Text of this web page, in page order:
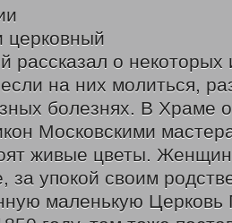
и членам их семей и гражданам
обеспечению функционирования системы
защиты населения
помощь
граждан малоимущими
помещения и коммунальных услуг
и муниципальных учреждений
транспорта
труда»
погребение
церковный
рассказал о некоторых
на них молиться,
болезнях. В Храме
Московскими
живые цветы.
за упокой своим
маленькую